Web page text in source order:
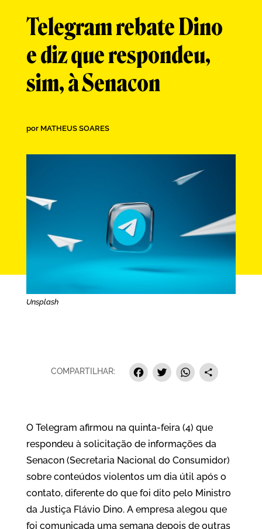
Telegram rebate Dino
e diz que respondeu,
sim, à Senacon
por MATHEUS SOARES
Unsplash
COMPARTILHAR: Facebook
Twitter
O Telegram afirmou na quinta-feira (4) que
respondeu à solicitação de informações da
Senacon (Secretaria Nacional do Consumidor)
sobre conteúdos violentos um dia útil após o
contato, diferente do que foi dito pelo Ministro
da Justiça Flávio Dino. A empresa alegou que
foi comunicada uma semana depois de outras